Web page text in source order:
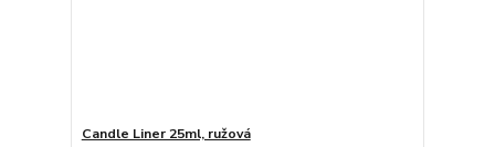
Candle Liner 25ml, ružová